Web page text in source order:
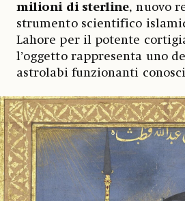
milioni di sterline, nuovo
strumento scientifico
Lahore per il potente
l’oggetto rappresenta uno
astrolabi funzionanti